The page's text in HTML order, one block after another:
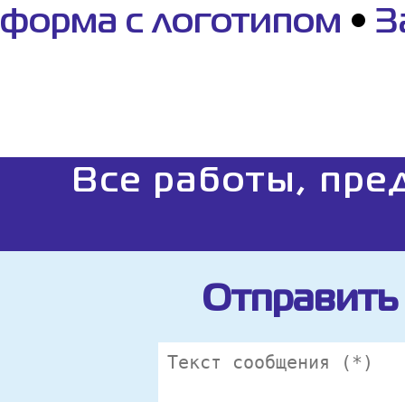
форма с логотипом •
Все работы,
Отправить